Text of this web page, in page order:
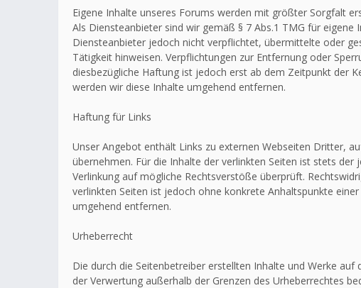
Eigene Inhalte unseres Forums werden mit größter Sorgfalt
Als Diensteanbieter sind wir gemäß § 7 Abs.1 TMG für
Diensteanbieter jedoch nicht verpflichtet, übermittelte oder
Tätigkeit hinweisen. Verpflichtungen zur Entfernung oder
diesbezügliche Haftung ist jedoch erst ab dem Zeitpunkt der
werden wir diese Inhalte umgehend entfernen.
Haftung für Links
Unser Angebot enthält Links zu externen Webseiten Dritter,
übernehmen. Für die Inhalte der verlinkten Seiten ist stets
Verlinkung auf mögliche Rechtsverstöße überprüft.
verlinkten Seiten ist jedoch ohne konkrete Anhaltspunkte
umgehend entfernen.
Urheberrecht
Die durch die Seitenbetreiber erstellten Inhalte und Werke
der Verwertung außerhalb der Grenzen des Urheberrechtes